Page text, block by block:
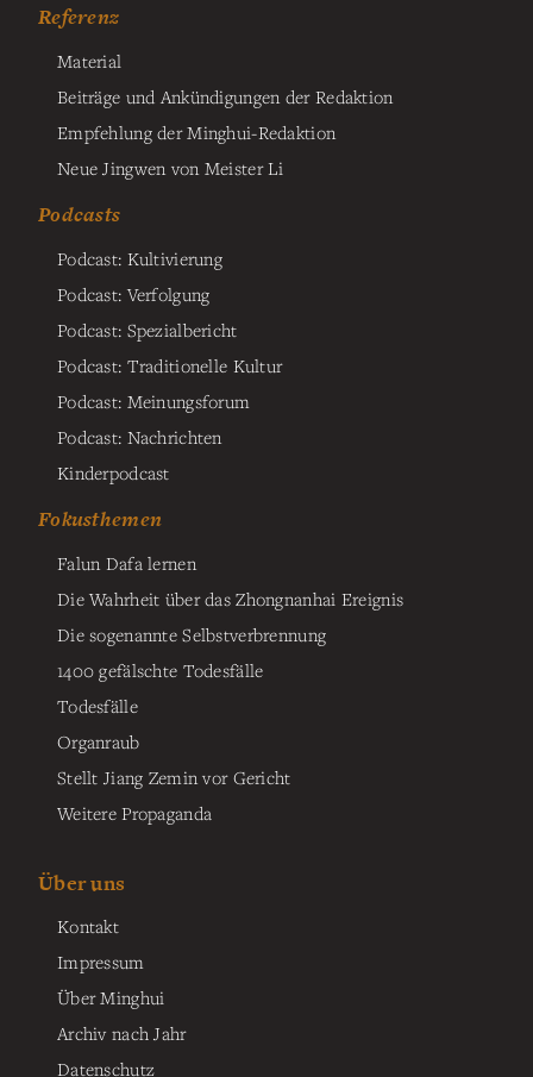
Referenz
Material
Beiträge und Ankündigungen der Redaktion
Empfehlung der Minghui-Redaktion
Neue Jingwen von Meister Li
Podcasts
Podcast: Kultivierung
Podcast: Verfolgung
Podcast: Spezialbericht
Podcast: Traditionelle Kultur
Podcast: Meinungsforum
Podcast: Nachrichten
Kinderpodcast
Fokusthemen
Falun Dafa lernen
Die Wahrheit über das Zhongnanhai Ereignis
Die sogenannte Selbstverbrennung
1400 gefälschte Todesfälle
Todesfälle
Organraub
Stellt Jiang Zemin vor Gericht
Weitere Propaganda
Über uns
Kontakt
Impressum
Über Minghui
Archiv nach Jahr
Datenschutz